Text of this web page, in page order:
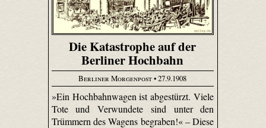
Die Katastrophe auf der
Berliner Hochbahn
Berliner Morgenpost• 27.9.1908
»Ein Hochbahnwagen ist abgestürzt. Viele
Tote und Verwundete sind unter den
Trümmern des Wagens begraben!« – Diese